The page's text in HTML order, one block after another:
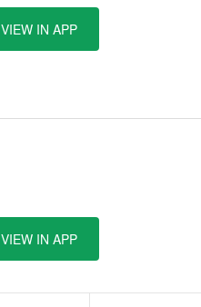
VIEW IN APP
4
VIEW IN APP